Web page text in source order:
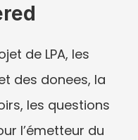
de LPA, les
des donees, la
les questions
l’émetteur du